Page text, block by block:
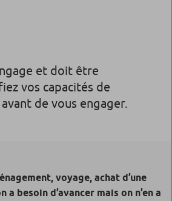
et doit être
vos capacités de
de vous engager.
voyage, achat d’une
besoin d’avancer mais on n’en a